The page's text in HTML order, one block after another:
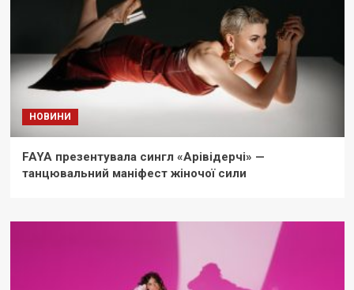
НОВИНИ
FAYA презентувала сингл «Арівідерчі» —
танцювальний маніфест жіночої сили